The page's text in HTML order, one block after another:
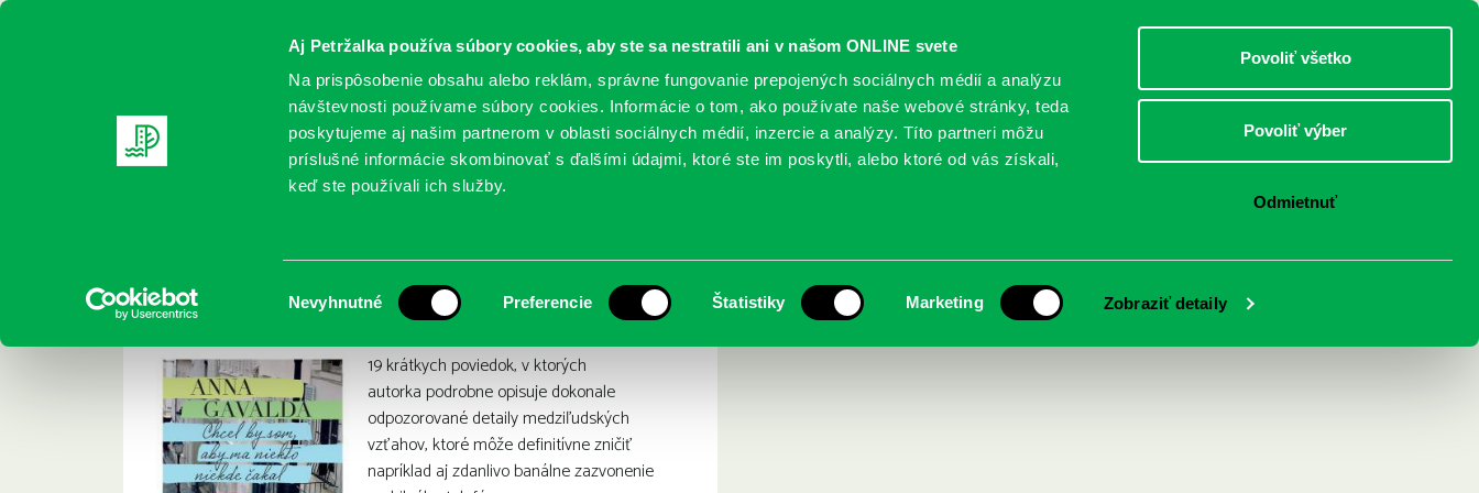
Aj Petržalka používa súbory cookies, aby ste sa nestratili ani v našom ONLINE svete
Na prispôsobenie obsahu alebo reklám, správne fungovanie prepojených sociálnych médií a analýzu
návštevnosti používame súbory cookies. Informácie o tom, ako používate naše webové stránky, teda
poskytujeme aj našim partnerom v oblasti sociálnych médií, inzercie a analýzy. Títo partneri môžu
príslušné informácie skombinovať s ďalšími údajmi, ktoré ste im poskytli, alebo ktoré od vás získali,
keď ste používali ich služby.
súhlasu
Nevyhnutné Preferencie Štatistiky Marketing Zobraziť detaily
Povoliť všetko
Povoliť výber
Odmietnuť
DOSPELÍ
REGISTRUJTE SA ONLINE KATALÓGY SLUŽBY PODUJATIA POBOČKY O KNIŽNICI
Anna Gavalda: Chcel by som, aby ma niekto niekde čakal
19 krátkych poviedok, v ktorých
autorka podrobne opisuje dokonale
odpozorované detaily medziľudských
vzťahov, ktoré môže definitívne zničiť
napríklad aj zdanlivo banálne zazvonenie